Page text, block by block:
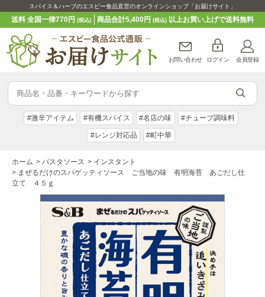
スパイス＆ハーブのエスビー食品直営のオンラインショップ「お届けサイト」
送料 全国一律770円(税込) 商品合計5,400円 (税込)以上お買い上げで送料無料
お問い合わせ ログイン 会員登録
#激辛アイテム #有機スパイス #名店の味 #チューブ調味料
#レンジ対応品 #町中華
ホーム > パスタソース > インスタント
> まぜるだけのスパゲッティソース ご当地の味 有明海苔 あごだし仕
立て ４５ｇ